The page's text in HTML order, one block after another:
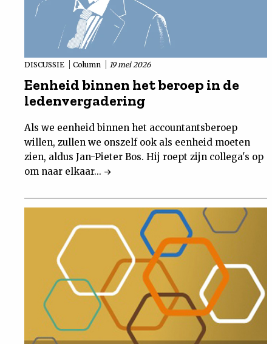
DISCUSSIE Column 19 mei 2026
Eenheid binnen het beroep in de
ledenvergadering
Als we eenheid binnen het accountantsberoep
willen, zullen we onszelf ook als eenheid moeten
zien, aldus Jan-Pieter Bos. Hij roept zijn collega's op
om naar elkaar...